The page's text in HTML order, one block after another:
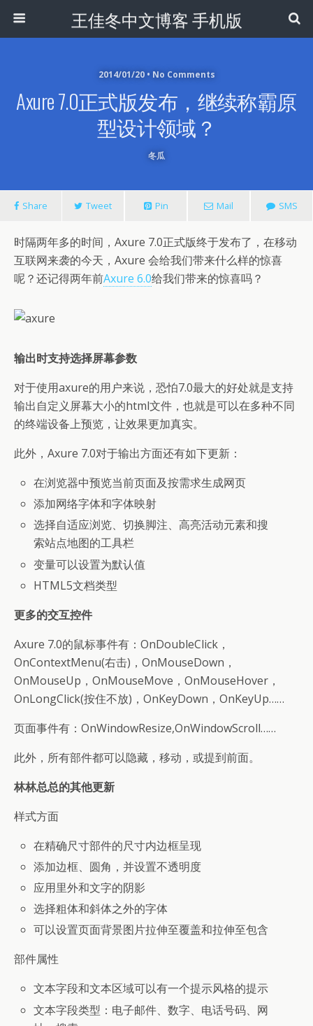
王佳冬中文博客 手机版
2014/01/20 • No Comments
Axure 7.0正式版发布，继续称霸原
型设计领域？
冬瓜
Share Tweet Pin Mail SMS
时隔两年多的时间，Axure 7.0正式版终于发布了，在移动
互联网来袭的今天，Axure 会给我们带来什么样的惊喜
呢？还记得两年前Axure 6.0给我们带来的惊喜吗？
输出时支持选择屏幕参数
对于使用axure的用户来说，恐怕7.0最大的好处就是支持
输出自定义屏幕大小的html文件，也就是可以在多种不同
的终端设备上预览，让效果更加真实。
此外，Axure 7.0对于输出方面还有如下更新：
在浏览器中预览当前页面及按需求生成网页
添加网络字体和字体映射
选择自适应浏览、切换脚注、高亮活动元素和搜
索站点地图的工具栏
变量可以设置为默认值
HTML5文档类型
更多的交互控件
Axure 7.0的鼠标事件有：OnDoubleClick，
OnContextMenu(右击)，OnMouseDown，
OnMouseUp，OnMouseMove，OnMouseHover，
OnLongClick(按住不放)，OnKeyDown，OnKeyUp……
页面事件有：OnWindowResize,OnWindowScroll……
此外，所有部件都可以隐藏，移动，或提到前面。
林林总总的其他更新
样式方面
在精确尺寸部件的尺寸内边框呈现
添加边框、圆角，并设置不透明度
应用里外和文字的阴影
选择粗体和斜体之外的字体
可以设置页面背景图片拉伸至覆盖和拉伸至包含
部件属性
文本字段和文本区域可以有一个提示风格的提示
文本字段类型：电子邮件、数字、电话号码、网